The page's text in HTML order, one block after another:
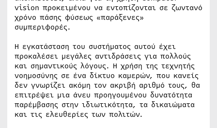
vision προκειμένου να εντοπίζονται σε ζωντανό
χρόνο πάσης φύσεως «παράξενες»
συμπεριφορές.
Η εγκατάσταση του συστήματος αυτού έχει
προκαλέσει μεγάλες αντιδράσεις για πολλούς
και σημαντικούς λόγους. Η χρήση της τεχνητής
νοημοσύνης σε ένα δίκτυο καμερών, που κανείς
δεν γνωρίζει ακόμη τον ακριβή αριθμό τους, θα
επιτρέψει μια άνευ προηγουμένου δυνατότητα
παρέμβασης στην ιδιωτικότητα, τα δικαιώματα
και τις ελευθερίες των πολιτών.